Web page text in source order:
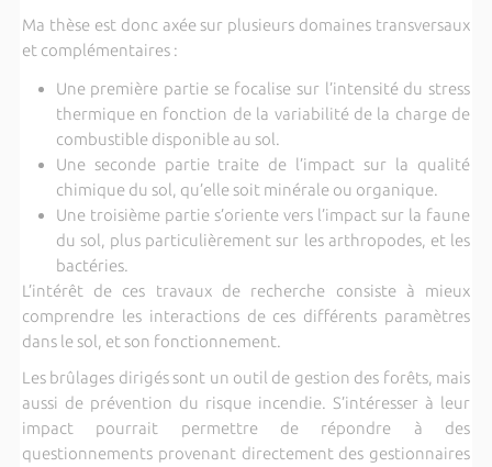
Ma thèse est donc axée sur plusieurs domaines transversaux
et complémentaires :
Une première partie se focalise sur l’intensité du stress
thermique en fonction de la variabilité de la charge de
combustible disponible au sol.
Une seconde partie traite de l’impact sur la qualité
chimique du sol, qu’elle soit minérale ou organique.
Une troisième partie s’oriente vers l’impact sur la faune
du sol, plus particulièrement sur les arthropodes, et les
bactéries.
L’intérêt de ces travaux de recherche consiste à mieux
comprendre les interactions de ces différents paramètres
dans le sol, et son fonctionnement.
Les brûlages dirigés sont un outil de gestion des forêts, mais
aussi de prévention du risque incendie. S’intéresser à leur
impact pourrait permettre de répondre à des
questionnements provenant directement des gestionnaires